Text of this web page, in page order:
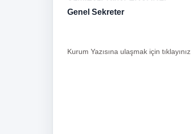
Genel Sekreter
Kurum Yazısına ulaşmak için tıklayınız.